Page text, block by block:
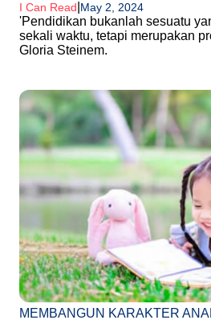
I Can Read May 2, 2024
'Pendidikan bukanlah sesuatu
sekali waktu, tetapi merupakan
Gloria Steinem.
MEMBANGUN KARAKTER